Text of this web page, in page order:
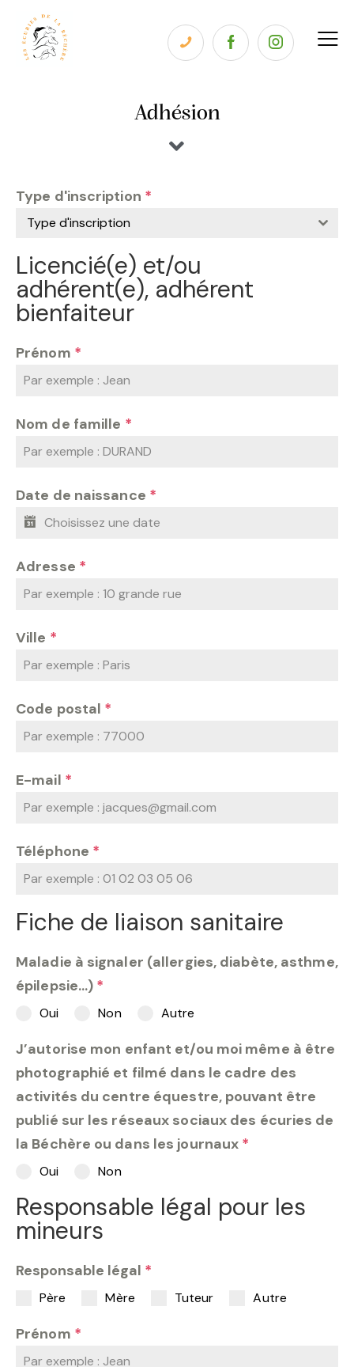
Adhésion
Type d'inscription *
Type d'inscription
Licencié(e) et/ou
adhérent(e), adhérent
bienfaiteur
Prénom *
Nom de famille *
Date de naissance *
Adresse *
Ville *
Code postal *
E-mail *
Téléphone *
Fiche de liaison sanitaire
Maladie à signaler (allergies, diabète, asthme,
épilepsie...) *
Oui Non Autre
J’autorise mon enfant et/ou moi même à être
photographié et filmé dans le cadre des
activités du centre équestre, pouvant être
publié sur les réseaux sociaux des écuries de
la Béchère ou dans les journaux *
Oui Non
Responsable légal pour les
mineurs
Responsable légal *
Père Mère Tuteur Autre
Prénom *